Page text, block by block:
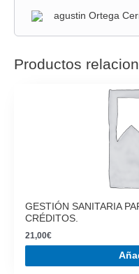
agustin Ortega
Productos
GESTIÓN SANITARIA
CRÉDITOS.
21,00€